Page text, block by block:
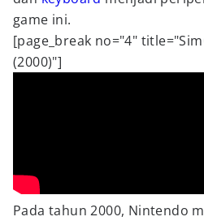
game ini.
[page_break no="4"
(2000)"]
Pada tahun 2000, Nintendo